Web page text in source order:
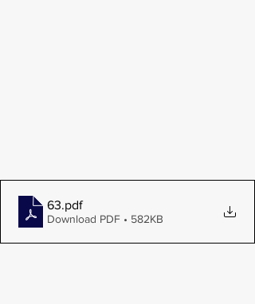
63.pdf
Download PDF • 582KB